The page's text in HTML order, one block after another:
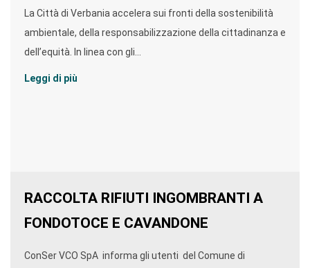
La Città di Verbania accelera sui fronti della sostenibilità
ambientale, della responsabilizzazione della cittadinanza e
dell’equità. In linea con gli...
Leggi di più
RACCOLTA RIFIUTI INGOMBRANTI A
FONDOTOCE E CAVANDONE
ConSer VCO SpA informa gli utenti del Comune di